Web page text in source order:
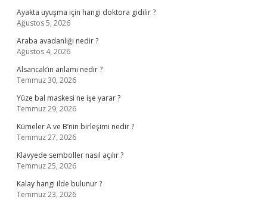
Ayakta uyuşma için hangi doktora gidilir ?
Ağustos 5, 2026
Araba avadanlığı nedir ?
Ağustos 4, 2026
Alsancak’ın anlamı nedir ?
Temmuz 30, 2026
Yüze bal maskesi ne işe yarar ?
Temmuz 29, 2026
Kümeler A ve B’nin birleşimi nedir ?
Temmuz 27, 2026
Klavyede semboller nasıl açılır ?
Temmuz 25, 2026
Kalay hangi ilde bulunur ?
Temmuz 23, 2026